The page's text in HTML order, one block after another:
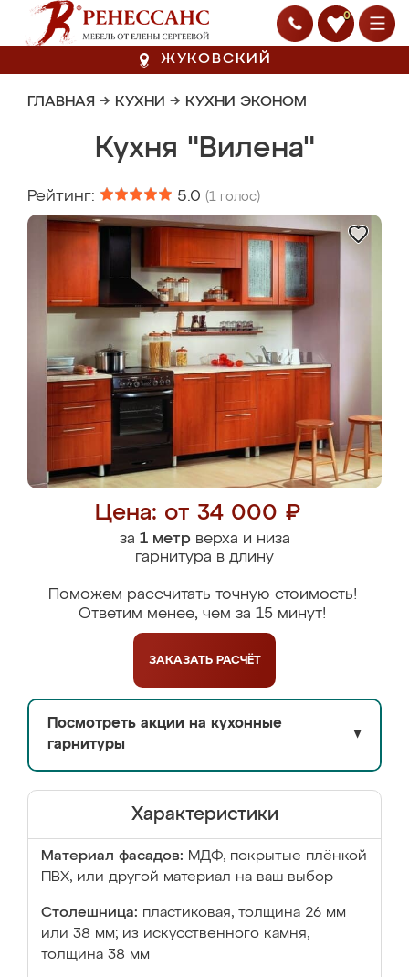
0
ЖУКОВСКИЙ
ГЛАВНАЯ → КУХНИ → КУХНИ ЭКОНОМ
Кухня "Вилена"
Рейтинг: 5.0 (1 голос)
Цена: от 34 000 ₽
за 1 метрверха и низа
гарнитура в длину
Поможем рассчитать точную стоимость!
Ответим менее, чем за 15 минут!
ЗАКАЗАТЬ РАСЧЁТ
Посмотреть акции на кухонные
гарнитуры
▼
Характеристики
Материал фасадов: МДФ, покрытые плёнкой
ПВХ, или другой материал на ваш выбор
Столешница: пластиковая, толщина 26 мм
или 38 мм; из искусственного камня,
толщина 38 мм